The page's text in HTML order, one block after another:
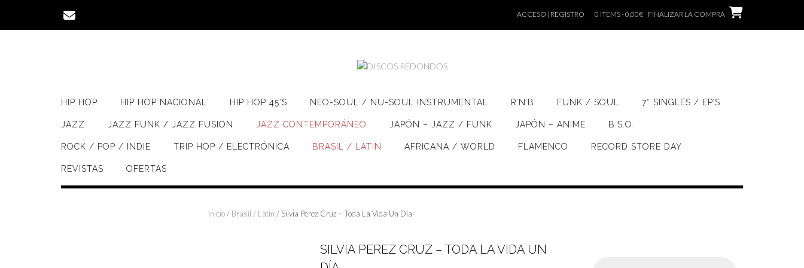
contenido
ACCESO | REGISTRO 0 ITEMS - 0,00€ FINALIZAR LA COMPRA
HIP HOP HIP HOP NACIONAL HIP HOP 45’S NEO-SOUL / NU-SOUL INSTRUMENTAL R’N’B FUNK / SOUL 7″ SINGLES / EP’S
JAZZ JAZZ FUNK / JAZZ FUSION JAZZ CONTEMPORÁNEO JAPÓN – JAZZ / FUNK JAPÓN – ANIME B.S.O.
ROCK / POP / INDIE TRIP HOP / ELECTRÓNICA BRASIL / LATIN AFRICANA / WORLD FLAMENCO RECORD STORE DAY
REVISTAS OFERTAS
Inicio/ Brasil / Latin / Silvia Perez Cruz – Toda La Vida Un Día
SILVIA PEREZ CRUZ – TODA LA VIDA UN